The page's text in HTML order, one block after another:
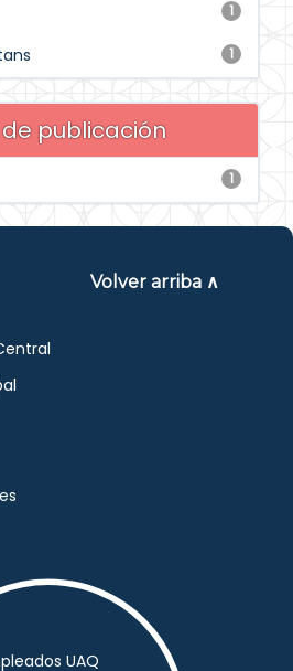
1
1
publicación
1
Volver arriba ∧
UAQ